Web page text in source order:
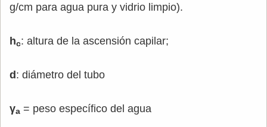
g/cm para agua pura y vidrio limpio).
hc: altura de la ascensión capilar;
d: diámetro del tubo
γa = peso específico del agua